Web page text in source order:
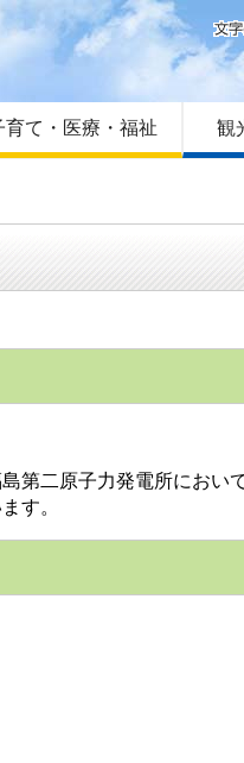
じめての方へ
language
トマップ
育て・医療・福祉 観
二原子力発電所におい
す。